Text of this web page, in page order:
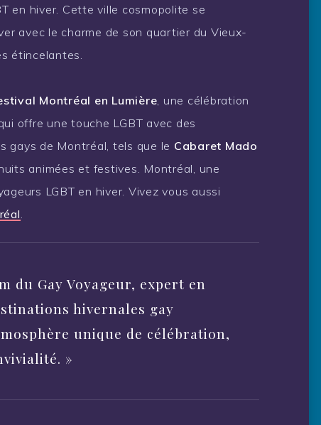
en hiver. Cette ville cosmopolite se
avec le charme de son quartier du Vieux-
étincelantes.
Montréal en Lumière , une célébration
offre une touche LGBT avec des
gays de Montréal, tels que le Cabaret Mado
animées et festives. Montréal, une
LGBT en hiver. Vivez vous aussi
du Gay Voyageur, expert en
hivernales gay
unique de célébration,
»